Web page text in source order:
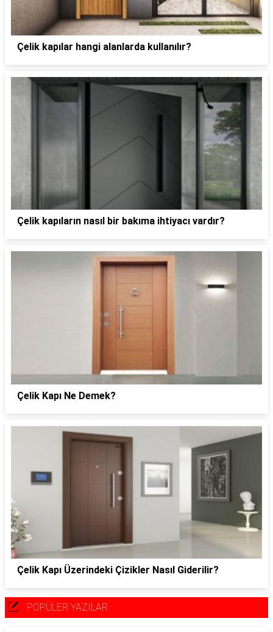
Çelik kapılar hangi alanlarda kullanılır?
Çelik kapıların nasıl bir bakıma ihtiyacı vardır?
Çelik Kapı Ne Demek?
Çelik Kapı Üzerindeki Çizikler Nasıl Giderilir?
POPÜLER YAZILAR